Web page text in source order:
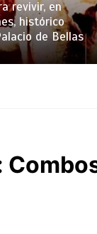
revivir, en
histórico
de Bellas